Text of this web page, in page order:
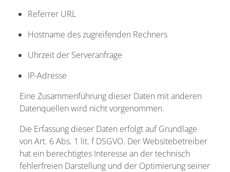
Referrer URL
Hostname des zugreifenden Rechners
Uhrzeit der Serveranfrage
IP-Adresse
Eine Zusammenführung dieser Daten mit anderen
Datenquellen wird nicht vorgenommen.
Die Erfassung dieser Daten erfolgt auf Grundlage
von Art. 6 Abs. 1 lit. f DSGVO. Der Websitebetreiber
hat ein berechtigtes Interesse an der technisch
fehlerfreien Darstellung und der Optimierung seiner